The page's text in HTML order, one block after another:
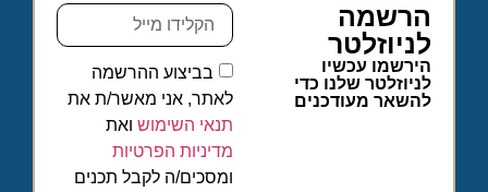
הרשמה
לניוזלטר
הירשמו עכשיו
לניוזלטר שלנו כדי
להשאר מעודכנים
בביצוע ההרשמה
לאתר, אני מאשר/ת את
תנאי השימוש ואת
מדיניות הפרטיות
ומסכים/ה לקבל תכנים